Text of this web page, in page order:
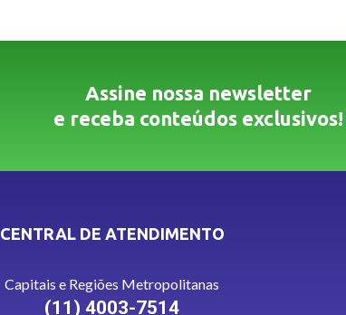
Assine nossa newsletter
e receba conteúdos exclusivos!
CENTRAL DE ATENDIMENTO
Capitais e Regiões Metropolitanas
(11) 4003-7514